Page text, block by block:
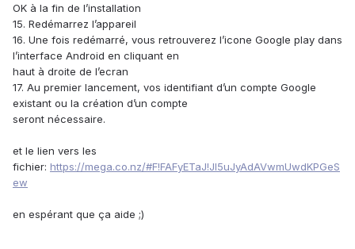
OK à la fin de l’installation
15. Redémarrez l’appareil
16. Une fois redémarré, vous retrouverez l’icone Google play dans
l’interface Android en cliquant en
haut à droite de l’ecran
17. Au premier lancement, vos identifiant d’un compte Google
existant ou la création d’un compte
seront nécessaire.
et le lien vers les
fichier: https://mega.co.nz/#F!FAFyETaJ!Jl5uJyAdAVwmUwdKPGeS
ew
en espérant que ça aide ;)